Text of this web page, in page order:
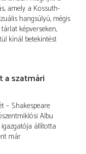
amely a Kossuth-
hangsúlyú, mégis
képverseken,
kínál betekintést
a szatmári
– Shakespeare
Albu
állította
már